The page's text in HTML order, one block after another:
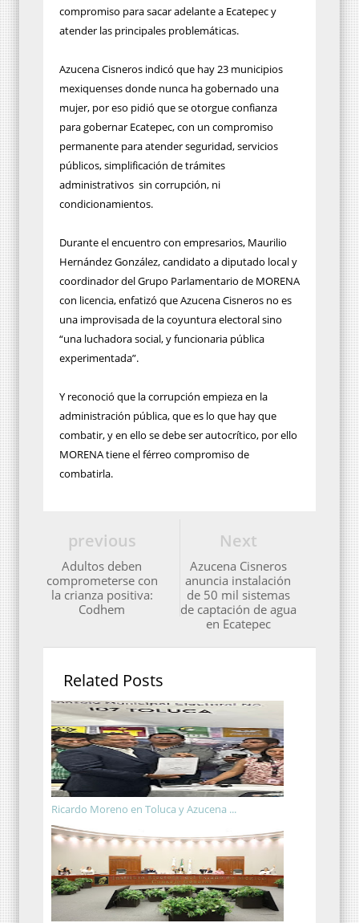
compromiso para sacar adelante a Ecatepec y
atender las principales problemáticas.
Azucena Cisneros indicó que hay 23 municipios
mexiquenses donde nunca ha gobernado una
mujer, por eso pidió que se otorgue confianza
para gobernar Ecatepec, con un compromiso
permanente para atender seguridad, servicios
públicos, simplificación de trámites
administrativos sin corrupción, ni
condicionamientos.
Durante el encuentro con empresarios, Maurilio
Hernández González, candidato a diputado local y
coordinador del Grupo Parlamentario de MORENA
con licencia, enfatizó que Azucena Cisneros no es
una improvisada de la coyuntura electoral sino
“una luchadora social, y funcionaria pública
experimentada”.
Y reconoció que la corrupción empieza en la
administración pública, que es lo que hay que
combatir, y en ello se debe ser autocrítico, por ello
MORENA tiene el férreo compromiso de
combatirla.
Next
Azucena Cisneros
anuncia instalación
de 50 mil sistemas
de captación de agua
en Ecatepec
previous
Adultos deben
comprometerse con
la crianza positiva:
Codhem
Related Posts
Ricardo Moreno en Toluca y Azucena ...